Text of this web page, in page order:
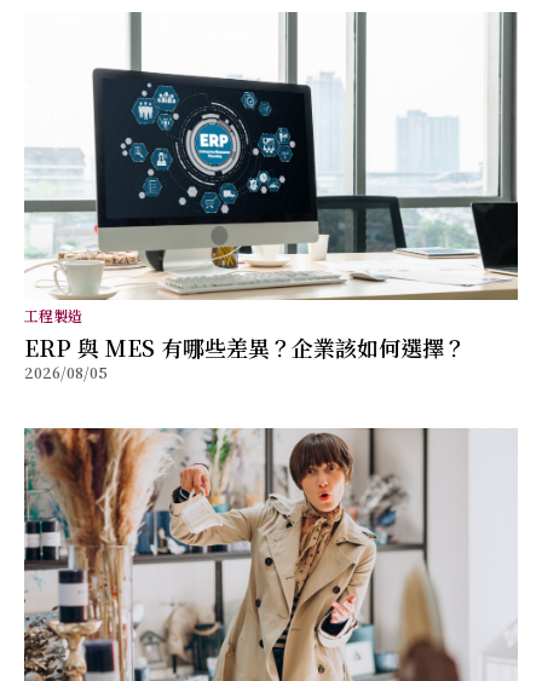
工程製造
ERP 與 MES 有哪些差異？企業該如何選擇？
2026/08/05